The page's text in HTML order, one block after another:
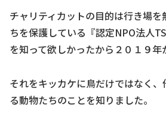
チャリティカットの目的は行き場
ちを保護している『認定NPO法人
を知って欲しかったから２０１９年
それをキッカケに鳥だけではなく
る動物たちのことを知りました。